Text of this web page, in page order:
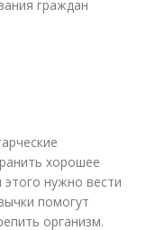
граждан
хорошее
нужно вести
помогут
организм.